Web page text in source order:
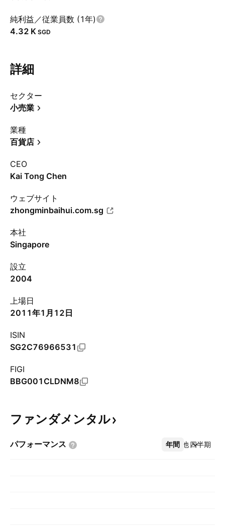
純利益／従業員数 (1年)
‪4.32 K‬ SGD
詳細
セクター
小売業
業種
百貨店
CEO
Kai Tong Chen
ウェブサイト
zhongminbaihui.com.sg
本社
Singapore
設立
2004
上場日
2011年1月12日
ISIN
SG2C76966531
FIGI
BBG001CLDNM8
ファンダメンタル
パフォーマンス 年間 四半期
その他